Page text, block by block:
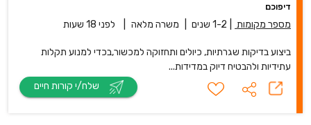
דיפוכם
מספר מקומות 1-2 שנים משרה מלאה לפני 18 שעות
ביצוע בדיקות שגרתיות, כיולים ותחזוקה למכשור,בכדי למנוע תקלות
עתידיות ולהבטיח דיוק במדידות...